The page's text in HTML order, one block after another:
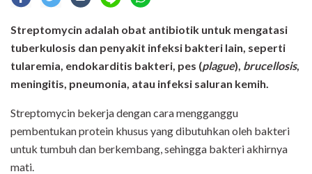
Streptomycin adalah obat antibiotik untuk mengatasi
tuberkulosis dan penyakit infeksi bakteri lain, seperti
tularemia, endokarditis bakteri, pes (plague), brucellosis,
meningitis, pneumonia, atau infeksi saluran kemih.
Streptomycin bekerja dengan cara mengganggu
pembentukan protein khusus yang dibutuhkan oleh bakteri
untuk tumbuh dan berkembang, sehingga bakteri akhirnya
mati.